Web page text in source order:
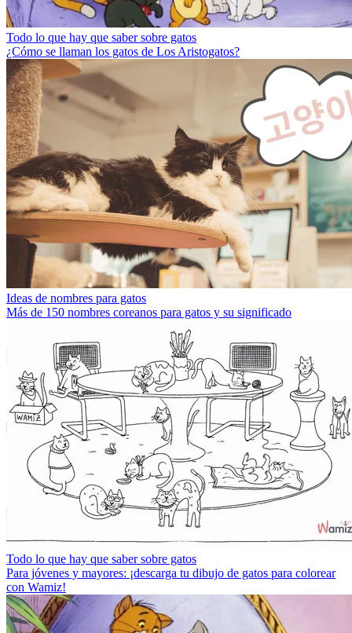
Todo lo que hay que saber sobre gatos
¿Cómo se llaman los gatos de Los Aristogatos?
Ideas de nombres para gatos
Más de 150 nombres coreanos para gatos y su significado
Todo lo que hay que saber sobre gatos
Para jóvenes y mayores: ¡descarga tu dibujo de gatos para colorear
con Wamiz!